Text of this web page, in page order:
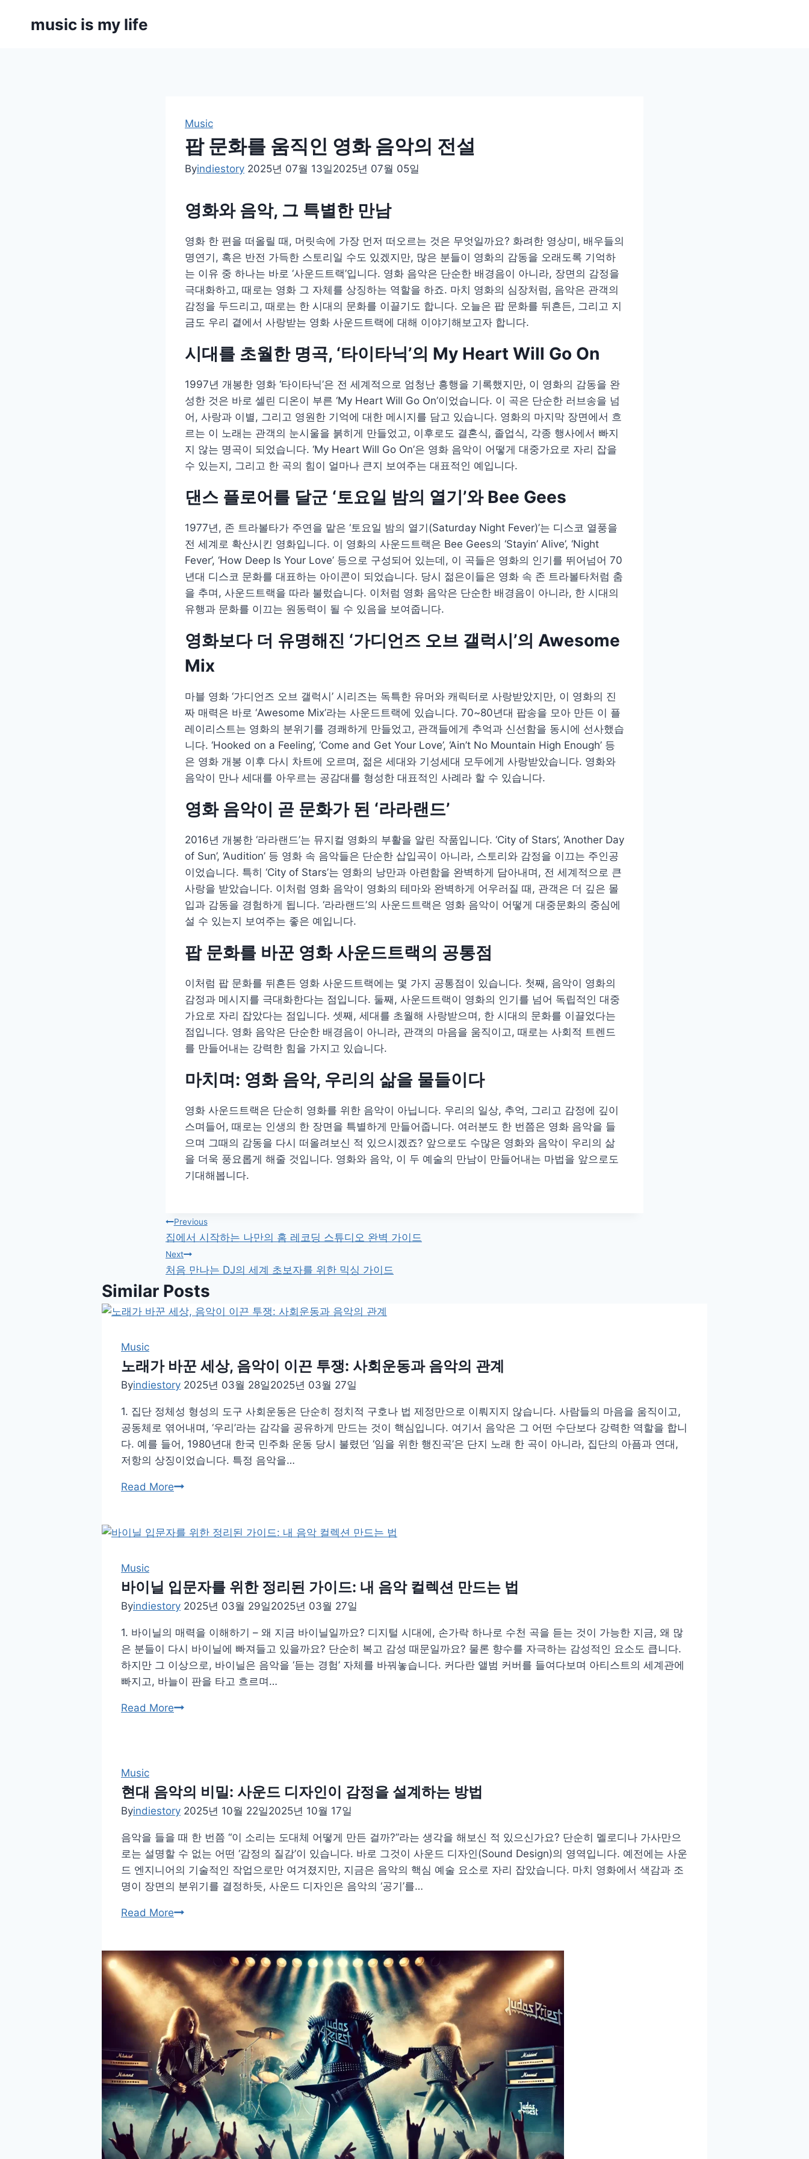
music is my life
Music
팝 문화를 움직인 영화 음악의 전설
Byindiestory 2025년 07월 13일2025년 07월 05일
영화와 음악, 그 특별한 만남
영화 한 편을 떠올릴 때, 머릿속에 가장 먼저 떠오르는 것은 무엇일까요? 화려한 영상미, 배우들의
명연기, 혹은 반전 가득한 스토리일 수도 있겠지만, 많은 분들이 영화의 감동을 오래도록 기억하
는 이유 중 하나는 바로 ‘사운드트랙’입니다. 영화 음악은 단순한 배경음이 아니라, 장면의 감정을
극대화하고, 때로는 영화 그 자체를 상징하는 역할을 하죠. 마치 영화의 심장처럼, 음악은 관객의
감정을 두드리고, 때로는 한 시대의 문화를 이끌기도 합니다. 오늘은 팝 문화를 뒤흔든, 그리고 지
금도 우리 곁에서 사랑받는 영화 사운드트랙에 대해 이야기해보고자 합니다.
시대를 초월한 명곡, ‘타이타닉’의 My Heart Will Go On
1997년 개봉한 영화 ‘타이타닉’은 전 세계적으로 엄청난 흥행을 기록했지만, 이 영화의 감동을 완
성한 것은 바로 셀린 디온이 부른 ‘My Heart Will Go On’이었습니다. 이 곡은 단순한 러브송을 넘
어, 사랑과 이별, 그리고 영원한 기억에 대한 메시지를 담고 있습니다. 영화의 마지막 장면에서 흐
르는 이 노래는 관객의 눈시울을 붉히게 만들었고, 이후로도 결혼식, 졸업식, 각종 행사에서 빠지
지 않는 명곡이 되었습니다. ‘My Heart Will Go On’은 영화 음악이 어떻게 대중가요로 자리 잡을
수 있는지, 그리고 한 곡의 힘이 얼마나 큰지 보여주는 대표적인 예입니다.
댄스 플로어를 달군 ‘토요일 밤의 열기’와 Bee Gees
1977년, 존 트라볼타가 주연을 맡은 ‘토요일 밤의 열기(Saturday Night Fever)’는 디스코 열풍을
전 세계로 확산시킨 영화입니다. 이 영화의 사운드트랙은 Bee Gees의 ‘Stayin’ Alive’, ‘Night
Fever’, ‘How Deep Is Your Love’ 등으로 구성되어 있는데, 이 곡들은 영화의 인기를 뛰어넘어 70
년대 디스코 문화를 대표하는 아이콘이 되었습니다. 당시 젊은이들은 영화 속 존 트라볼타처럼 춤
을 추며, 사운드트랙을 따라 불렀습니다. 이처럼 영화 음악은 단순한 배경음이 아니라, 한 시대의
유행과 문화를 이끄는 원동력이 될 수 있음을 보여줍니다.
영화보다 더 유명해진 ‘가디언즈 오브 갤럭시’의 Awesome
Mix
마블 영화 ‘가디언즈 오브 갤럭시’ 시리즈는 독특한 유머와 캐릭터로 사랑받았지만, 이 영화의 진
짜 매력은 바로 ‘Awesome Mix’라는 사운드트랙에 있습니다. 70~80년대 팝송을 모아 만든 이 플
레이리스트는 영화의 분위기를 경쾌하게 만들었고, 관객들에게 추억과 신선함을 동시에 선사했습
니다. ‘Hooked on a Feeling’, ‘Come and Get Your Love’, ‘Ain’t No Mountain High Enough’ 등
은 영화 개봉 이후 다시 차트에 오르며, 젊은 세대와 기성세대 모두에게 사랑받았습니다. 영화와
음악이 만나 세대를 아우르는 공감대를 형성한 대표적인 사례라 할 수 있습니다.
영화 음악이 곧 문화가 된 ‘라라랜드’
2016년 개봉한 ‘라라랜드’는 뮤지컬 영화의 부활을 알린 작품입니다. ‘City of Stars’, ‘Another Day
of Sun’, ‘Audition’ 등 영화 속 음악들은 단순한 삽입곡이 아니라, 스토리와 감정을 이끄는 주인공
이었습니다. 특히 ‘City of Stars’는 영화의 낭만과 아련함을 완벽하게 담아내며, 전 세계적으로 큰
사랑을 받았습니다. 이처럼 영화 음악이 영화의 테마와 완벽하게 어우러질 때, 관객은 더 깊은 몰
입과 감동을 경험하게 됩니다. ‘라라랜드’의 사운드트랙은 영화 음악이 어떻게 대중문화의 중심에
설 수 있는지 보여주는 좋은 예입니다.
팝 문화를 바꾼 영화 사운드트랙의 공통점
이처럼 팝 문화를 뒤흔든 영화 사운드트랙에는 몇 가지 공통점이 있습니다. 첫째, 음악이 영화의
감정과 메시지를 극대화한다는 점입니다. 둘째, 사운드트랙이 영화의 인기를 넘어 독립적인 대중
가요로 자리 잡았다는 점입니다. 셋째, 세대를 초월해 사랑받으며, 한 시대의 문화를 이끌었다는
점입니다. 영화 음악은 단순한 배경음이 아니라, 관객의 마음을 움직이고, 때로는 사회적 트렌드
를 만들어내는 강력한 힘을 가지고 있습니다.
마치며: 영화 음악, 우리의 삶을 물들이다
영화 사운드트랙은 단순히 영화를 위한 음악이 아닙니다. 우리의 일상, 추억, 그리고 감정에 깊이
스며들어, 때로는 인생의 한 장면을 특별하게 만들어줍니다. 여러분도 한 번쯤은 영화 음악을 들
으며 그때의 감동을 다시 떠올려보신 적 있으시겠죠? 앞으로도 수많은 영화와 음악이 우리의 삶
을 더욱 풍요롭게 해줄 것입니다. 영화와 음악, 이 두 예술의 만남이 만들어내는 마법을 앞으로도
기대해봅니다.
글
탐
색
Previous
집에서 시작하는 나만의 홈 레코딩 스튜디오 완벽 가이드
Next
처음 만나는 DJ의 세계 초보자를 위한 믹싱 가이드
Similar Posts
Music
노래가 바꾼 세상, 음악이 이끈 투쟁: 사회운동과 음악의 관계
Byindiestory 2025년 03월 28일2025년 03월 27일
1. 집단 정체성 형성의 도구 사회운동은 단순히 정치적 구호나 법 제정만으로 이뤄지지 않습니다. 사람들의 마음을 움직이고,
공동체로 엮어내며, ‘우리’라는 감각을 공유하게 만드는 것이 핵심입니다. 여기서 음악은 그 어떤 수단보다 강력한 역할을 합니
다. 예를 들어, 1980년대 한국 민주화 운동 당시 불렸던 ‘임을 위한 행진곡’은 단지 노래 한 곡이 아니라, 집단의 아픔과 연대,
저항의 상징이었습니다. 특정 음악을…
Read More노
바
상,
이
이
끈
투
사
음
악
관
계
Music
바이닐 입문자를 위한 정리된 가이드: 내 음악 컬렉션 만드는 법
Byindiestory 2025년 03월 29일2025년 03월 27일
1. 바이닐의 매력을 이해하기 – 왜 지금 바이닐일까요? 디지털 시대에, 손가락 하나로 수천 곡을 듣는 것이 가능한 지금, 왜 많
은 분들이 다시 바이닐에 빠져들고 있을까요? 단순히 복고 감성 때문일까요? 물론 향수를 자극하는 감성적인 요소도 큽니다.
하지만 그 이상으로, 바이닐은 음악을 ‘듣는 경험’ 자체를 바꿔놓습니다. 커다란 앨범 커버를 들여다보며 아티스트의 세계관에
빠지고, 바늘이 판을 타고 흐르며…
Read More바
자
한
정
리
된
이
내
음
악
컬
렉
션
만
드
는
법
Music
현대 음악의 비밀: 사운드 디자인이 감정을 설계하는 방법
Byindiestory 2025년 10월 22일2025년 10월 17일
음악을 들을 때 한 번쯤 “이 소리는 도대체 어떻게 만든 걸까?”라는 생각을 해보신 적 있으신가요? 단순히 멜로디나 가사만으
로는 설명할 수 없는 어떤 ‘감정의 질감’이 있습니다. 바로 그것이 사운드 디자인(Sound Design)의 영역입니다. 예전에는 사운
드 엔지니어의 기술적인 작업으로만 여겨졌지만, 지금은 음악의 핵심 예술 요소로 자리 잡았습니다. 마치 영화에서 색감과 조
명이 장면의 분위기를 결정하듯, 사운드 디자인은 음악의 ‘공기’를…
Read More현
악
의
비
밀:
사
운
드
디
자
인
이
감
정